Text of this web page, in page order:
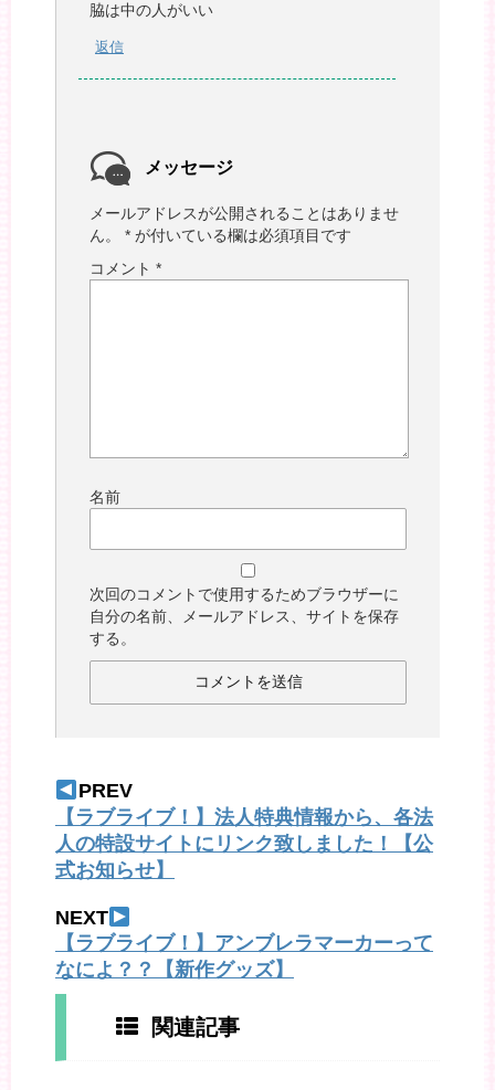
脇は中の人がいい
返信
メッセージ
メールアドレスが公開されることはありませ
ん。
* が付いている欄は必須項目です
コメント *
名前
次回のコメントで使用するためブラウザーに
自分の名前、メールアドレス、サイトを保存
する。
PREV
【ラブライブ！】法人特典情報から、各法
人の特設サイトにリンク致しました！【公
式お知らせ】
NEXT
【ラブライブ！】アンブレラマーカーって
なによ？？【新作グッズ】
関連記事